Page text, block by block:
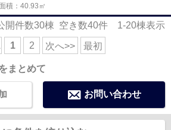
積：40.93㎡
開件数30棟 空き数40件 1-20棟表示
1 2 次へ>> 最初
まとめて
お問い合わせ